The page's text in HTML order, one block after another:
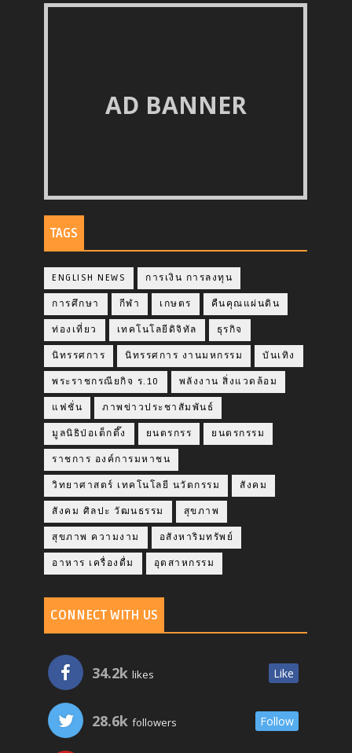
AD BANNER
TAGS
ENGLISH NEWS การเงิน การลงทุน
การศึกษา กีฬา เกษตร คืนคุณแผ่นดิน
ท่องเที่ยว เทคโนโลยีดิจิทัล ธุรกิจ
นิทรรศการ นิทรรศการ งานมหกรรม บันเทิง
พระราชกรณียกิจ ร.10 พลังงาน สิ่งแวดล้อม
แฟชั่น ภาพข่าวประชาสัมพันธ์
มูลนิธิป่อเต็กตึ๊ง ยนตรกรร ยนตรกรรม
ราชการ องค์การมหาชน
วิทยาศาสตร์ เทคโนโลยี นวัตกรรม สังคม
สังคม ศิลปะ วัฒนธรรม สุขภาพ
สุขภาพ ความงาม อสังหาริมทรัพย์
อาหาร เครื่องดื่ม อุตสาหกรรม
CONNECT WITH US
34.2k likes Like
28.6k followers Follow